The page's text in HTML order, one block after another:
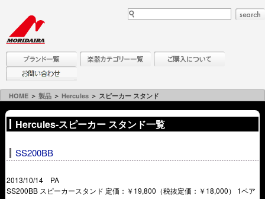
HOME ＞ 製品 ＞ Hercules ＞ スピーカー スタンド
Hercules-スピーカー スタンド一覧
SS200BB
2013/10/14 PA
SS200BB スピーカースタンド 定価：￥19,800（税抜定価：￥18,000） 1ペア